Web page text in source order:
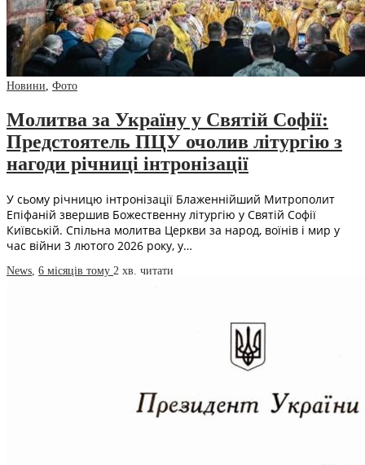
Новини Фото
Молитва за Україну у Святій Софії:
Предстоятель ПЦУ очолив літургію з
нагоди річниці інтронізації
У сьому річницю інтронізації Блаженнійший Митрополит
Епіфаній звершив Божественну літургію у Святій Софії
Київській. Спільна молитва Церкви за народ, воїнів і мир у
час війни 3 лютого 2026 року, у…
News 6 місяців тому 2 хв. читати